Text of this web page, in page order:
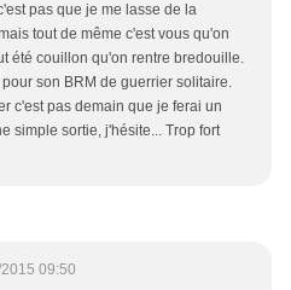
pas que je me lasse de la
tout de même c'est vous qu'on
été couillon qu'on rentre bredouille.
son BRM de guerrier solitaire.
c'est pas demain que je ferai un
simple sortie, j'hésite... Trop fort
09:50